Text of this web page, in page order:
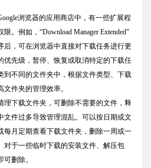
浏览器的应用商店中，有一些扩展程
。例如，“Download Manager Extended”
后，可在浏览器中直接对下载任务进行更
优先级，暂停、恢复或取消特定的下载任
到不同的文件夹中，根据文件类型、下载
件夹的管理效率。
理下载文件夹，可删除不需要的文件，释
文件过多导致管理混乱。可以按日期或文
每月定期查看下载文件夹，删除一周或一
对于一些临时下载的安装文件、解压包
删除。